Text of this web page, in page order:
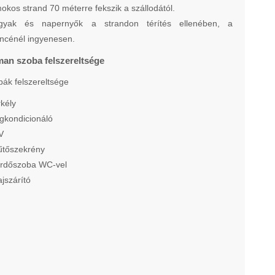
strand 70 méterre fekszik a szállodától.
és napernyők a strandon térítés ellenében, a
ingyenesen.
szoba felszereltsége
felszereltsége
WC-vel